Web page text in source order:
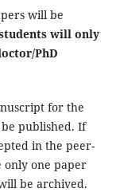
will be
will only
PhD
for the
published. If
in the peer-
only one paper
be archived.